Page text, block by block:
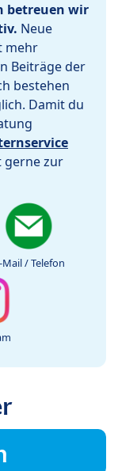
betreuen wir
Neue
mehr
Beiträge der
bestehen
Damit du
gerne zur
Mail / Telefon